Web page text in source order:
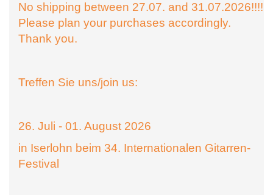
No shipping between 27.07. and 31.07.2026!!!!
Please plan your purchases accordingly.
Thank you.
Treffen Sie uns/join us:
26. Juli - 01. August 2026
in Iserlohn beim 34. Internationalen Gitarren-
Festival